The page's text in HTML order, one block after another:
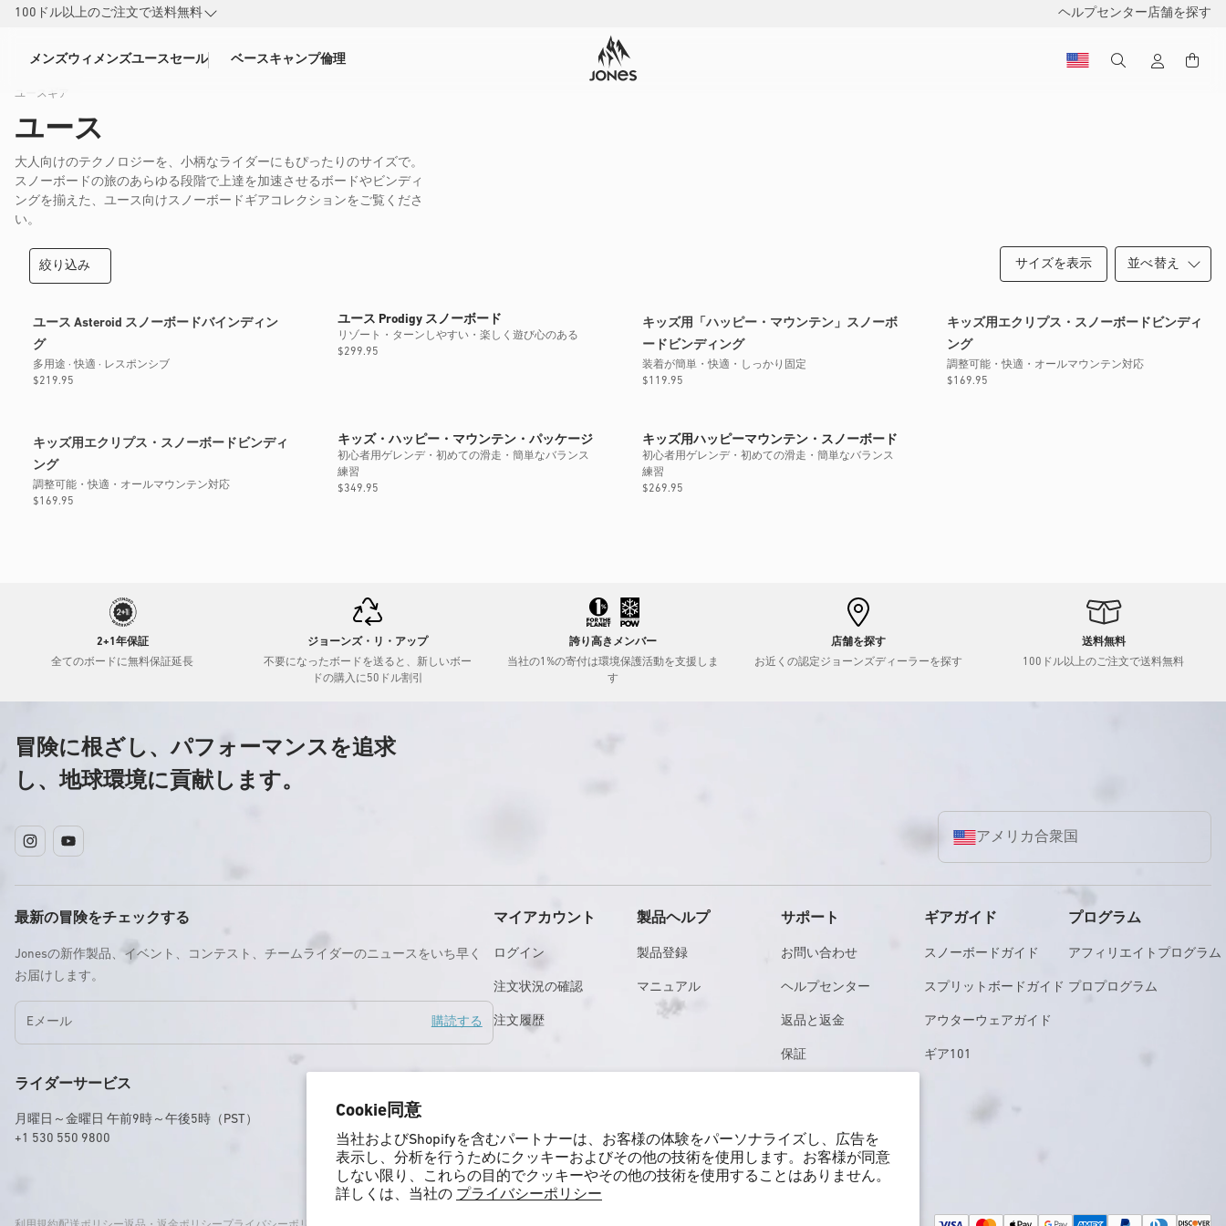
Cookie同意
当社およびShopifyを含むパートナーは、お客様の体験をパーソナライズし、広告を
表示し、分析を行うためにクッキーおよびその他の技術を使用します。お客様が同意
しない限り、これらの目的でクッキーやその他の技術を使用することはありません。
詳しくは、当社の プライバシーポリシー
ン
む
メンズウィメンズユースセール ベースキャンプ倫理
100ドル以上のご注文で送料無料 ヘルプセンター店舗を探す
ユースギア
ユース
大人向けのテクノロジーを、小柄なライダーにもぴったりのサイズで。
スノーボードの旅のあらゆる段階で上達を加速させるボードやビンディ
ングを揃えた、ユース向けスノーボードギアコレクションをご覧くださ
い。
サイズを表示
絞り込み
ユース Asteroid スノーボードバインディン
グ
多用途 · 快適 · レスポンシブ
通
$219.95
ユース Prodigy スノーボード
リゾート・ターンしやすい・楽しく遊び心のある
通
$299.95
キッズ用「ハッピー・マウンテン」スノーボ
ードビンディング
装着が簡単・快適・しっかり固定
通
$119.95
キッズ用エクリプス・スノーボードビンディ
ング
調整可能・快適・オールマウンテン対応
通
$169.95
キッズ用エクリプス・スノーボードビンディ
ング
調整可能・快適・オールマウンテン対応
通
$169.95
キッズ・ハッピー・マウンテン・パッケージ
初心者用ゲレンデ・初めての滑走・簡単なバランス
練習
通
$349.95
キッズ用ハッピーマウンテン・スノーボード
初心者用ゲレンデ・初めての滑走・簡単なバランス
練習
通
$269.95
2+1年保証
全てのボードに無料保証延長
ジョーンズ・リ・アップ
不要になったボードを送ると、新しいボー
ドの購入に50ドル割引
誇り高きメンバー
当社の1%の寄付は環境保護活動を支援しま
す
店舗を探す
お近くの認定ジョーンズディーラーを探す
送料無料
100ドル以上のご注文で送料無料
冒険に根ざし、パフォーマンスを追求
し、地球環境に貢献します。
イ
タ
ラ
ム
YouTube
アメリカ合衆国
最新の冒険をチェックする
Jonesの新作製品、イベント、コンテスト、チームライダーのニュースをいち早く
お届けします。
Eメール
購読する
ライダーサービス
月曜日～金曜日 午前9時～午後5時（PST）
+1 530 550 9800
マイアカウント
ログイン
注文状況の確認
注文履歴
製品ヘルプ
製品登録
マニュアル
サポート
お問い合わせ
ヘルプセンター
返品と返金
保証
ギアガイド
スノーボードガイド
スプリットボードガイド
アウターウェアガイド
ギア101
プログラム
アフィリエイトプログラム
プロプログラム